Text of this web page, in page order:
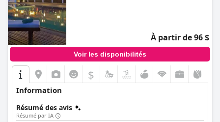
À partir de 96 $
Voir les disponibilités
$
Information
Résumé des avis
Résumé par IA